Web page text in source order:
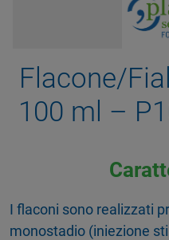
Flacone/
100 ml –
I flaconi sono realizzati
monostadio (iniezione